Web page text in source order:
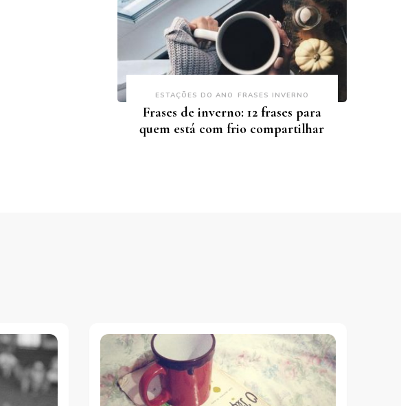
ESTAÇÕES DO ANO FRASES INVERNO
Frases de inverno: 12 frases para
quem está com frio compartilhar